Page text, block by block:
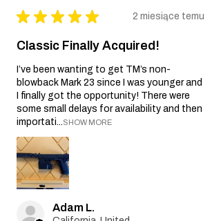
★ ★ ★ ★ ★ 2 miesiące temu
Classic Finally Acquired!
I’ve been wanting to get TM’s non-
blowback Mark 23 since I was younger and
I finally got the opportunity! There were
some small delays for availability and then
importati...SHOW MORE
Adam L.